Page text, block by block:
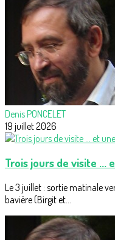
Denis PONCELET
19 juillet 2026
Trois jours de visite ...
Le 3 juillet : sortie matinale
bavière (Birgit et...